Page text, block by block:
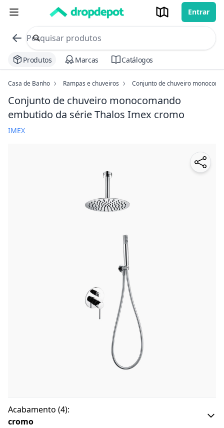
Entrar
commerce search no header
Procurar
Produtos Marcas Catálogos
Casa de Banho Rampas e chuveiros Conjunto de chuveiro
Conjunto de chuveiro monocomando
embutido da série Thalos Imex cromo
IMEX
Acabamento (4):
cromo